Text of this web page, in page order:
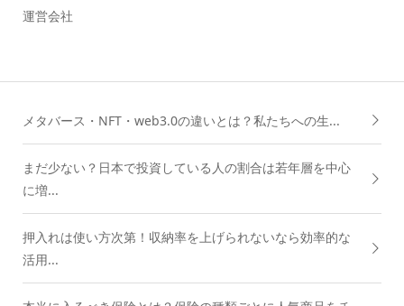
運営会社
メタバース・NFT・web3.0の違いとは？私たちへの生...
まだ少ない？日本で投資している人の割合は若年層を中心
に増...
押入れは使い方次第！収納率を上げられないなら効率的な
活用...